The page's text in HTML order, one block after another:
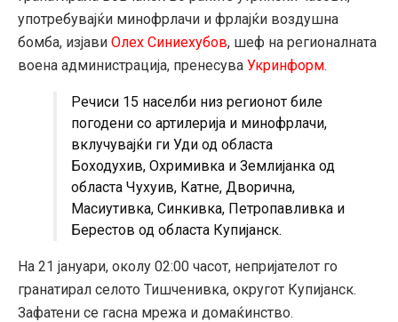
употребувајќи минофрлачи и фрлајќи воздушна
бомба, изјави Олех Синиехубов, шеф на регионалната
воена администрација, пренесува Укринформ.
Речиси 15 населби низ регионот биле
погодени со артилерија и минофрлачи,
вклучувајќи ги Уди од областа
Боходухив, Охримивка и Землијанка од
областа Чухуив, Катне, Дворична,
Масиутивка, Синкивка, Петропавливка и
Берестов од областа Купијанск.
На 21 јануари, околу 02:00 часот, непријателот го
гранатирал селото Тишченивка, округот Купијанск.
Зафатени се гасна мрежа и домаќинство.